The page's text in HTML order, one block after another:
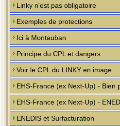
Linky n'est pas obligatoire
Exemples de protections
Ici à Montauban
Principe du CPL et dangers
Voir le CPL du LINKY en image
EHS-France (ex Next-Up) - Bien
EHS-France (ex Next-Up) -
ENEDIS et Surfacturation